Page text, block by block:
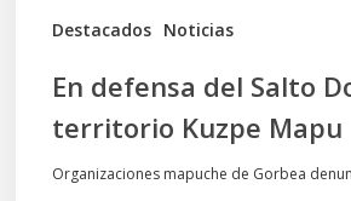
Destacados Noticias
Mapu
En defensa del Salto
territorio Kuzpe Mapu
Organizaciones mapuche de Gorbea